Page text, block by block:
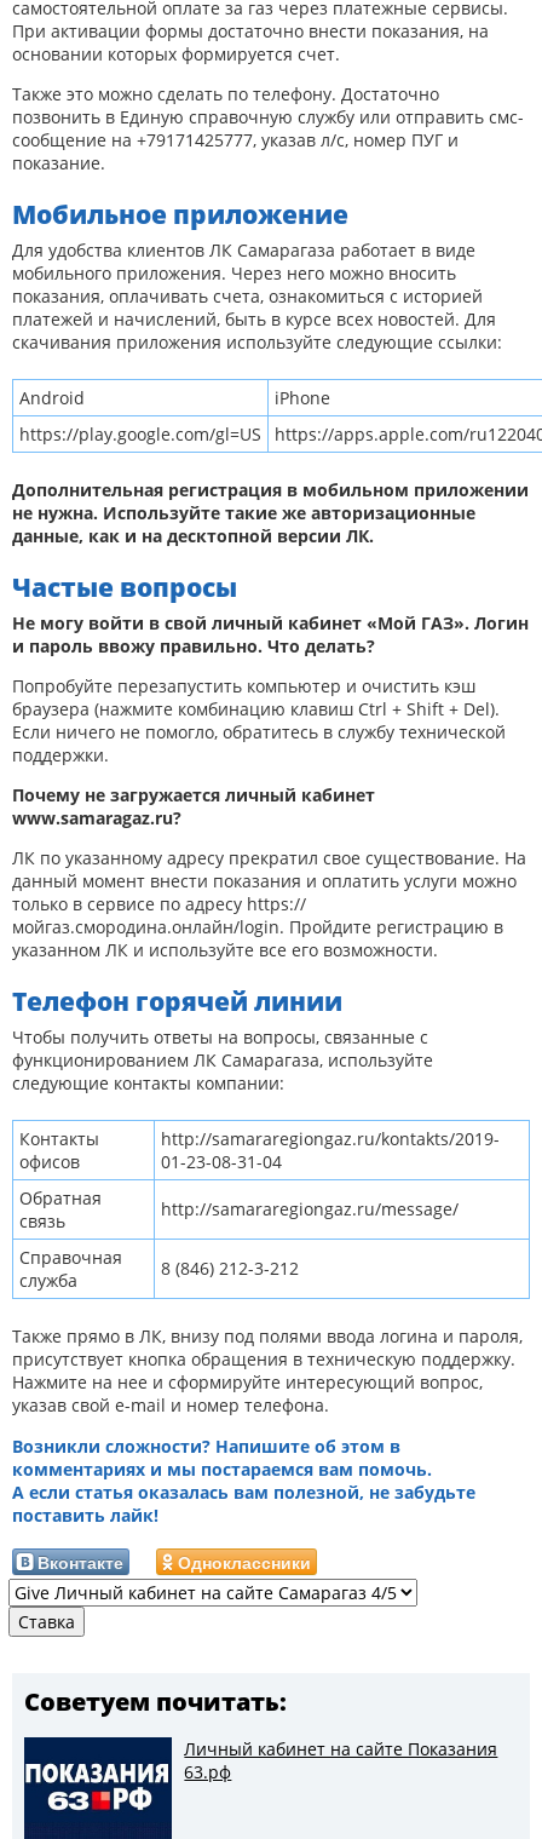
самостоятельной оплате за газ через платежные сервисы.
При активации формы достаточно внести показания, на
основании которых формируется счет.
Также это можно сделать по телефону. Достаточно
позвонить в Единую справочную службу или отправить смс-
сообщение на +79171425777, указав л/с, номер ПУГ и
показание.
Мобильное приложение
Для удобства клиентов ЛК Самарагаза работает в виде
мобильного приложения. Через него можно вносить
показания, оплачивать счета, ознакомиться с историей
платежей и начислений, быть в курсе всех новостей. Для
скачивания приложения используйте следующие ссылки:
Android
iPhone
https://play.google.com/gl=US
https://apps.apple.com/
Дополнительная регистрация в мобильном приложении
не нужна. Используйте такие же авторизационные
данные, как и на десктопной версии ЛК.
Частые вопросы
Не могу войти в свой личный кабинет «Мой ГАЗ». Логин
и пароль ввожу правильно. Что делать?
Попробуйте перезапустить компьютер и очистить кэш
браузера (нажмите комбинацию клавиш Ctrl + Shift + Del).
Если ничего не помогло, обратитесь в службу технической
поддержки.
Почему не загружается личный кабинет
www.samaragaz.ru?
ЛК по указанному адресу прекратил свое существование. На
данный момент внести показания и оплатить услуги можно
только в сервисе по адресу https://
мойгаз.смородина.онлайн/login. Пройдите регистрацию в
указанном ЛК и используйте все его возможности.
Телефон горячей линии
Чтобы получить ответы на вопросы, связанные с
функционированием ЛК Самарагаза, используйте
следующие контакты компании:
Контакты
офисов
http://samararegiongaz.ru/kontakts/2019-
01-23-08-31-04
Обратная
связь
http://samararegiongaz.ru/message/
Справочная
служба
8 (846) 212-3-212
Также прямо в ЛК, внизу под полями ввода логина и пароля,
присутствует кнопка обращения в техническую поддержку.
Нажмите на нее и сформируйте интересующий вопрос,
указав свой e-mail и номер телефона.
Возникли сложности? Напишите об этом в
комментариях и мы постараемся вам помочь.
А если статья оказалась вам полезной, не забудьте
поставить лайк!
Вконтакте Одноклассники
Советуем почитать:
Личный кабинет на сайте Показания
63.рф